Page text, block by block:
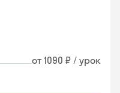
от 1090 ₽ / урок